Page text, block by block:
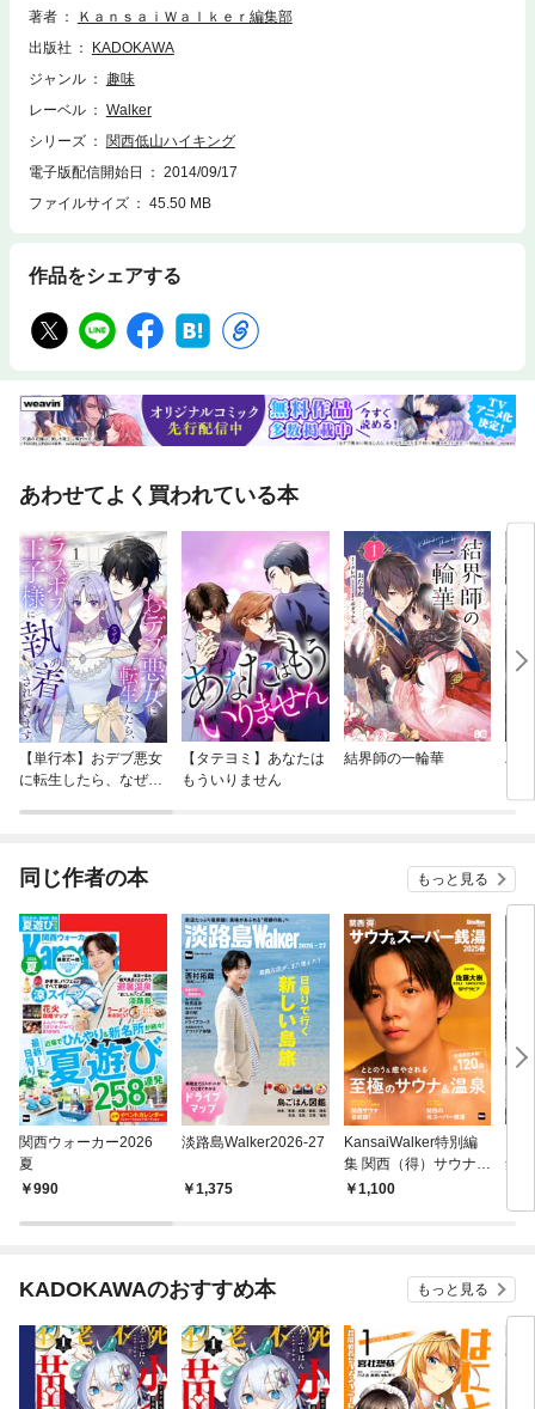
摩耶山、須磨アルプス、再度山、甲山、大和葛城山、二上山■登山後のご
道、富田林・河内長野、関ヶ原、高野山、箕面■服装は？持ち物は？HOW
TO 登山■自然観察路さんぽ■簡単！ハイキング弁当レシピ など※ページ表
により内容・休み・営業時間が変更になる場合があります。一部記事・写
真は電子版に掲載しない場合があります。
著者
ＫａｎｓａｉＷａｌｋｅｒ編集部
出版社
KADOKAWA
ジャンル
趣味
レーベル
Walker
シリーズ
関西低山ハイキング
電子版配信開始日
2014/09/17
ファイルサイズ
45.50 MB
作品をシェアする
あわせてよく買われている本
【単行本】おデブ悪女
に転生したら、なぜか
【タテヨミ】あなたは
もういりません
結界師の一輪華
バ
今
同じ作者の本 もっと見る
関西ウォーカー2026
夏
990
淡路島Walker2026-27
1,375
KansaiWalker特別編
集 関西（得）サウナ＆
スーパー銭湯2025春
1,100
集
KADOKAWAのおすすめ本 もっと見る